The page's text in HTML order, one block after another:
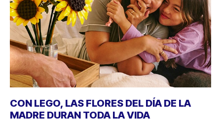
CON LEGO, LAS FLORES DEL DÍA DE LA
MADRE DURAN TODA LA VIDA